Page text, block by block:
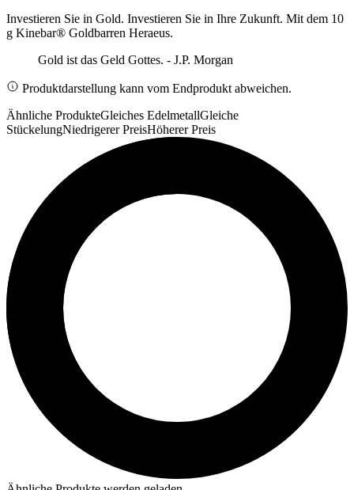
Investieren Sie in Gold. Investieren Sie in Ihre Zukunft. Mit dem 10
g Kinebar® Goldbarren Heraeus.
Gold ist das Geld Gottes. - J.P. Morgan
Produktdarstellung kann vom Endprodukt abweichen.
Ähnliche ProdukteGleiches EdelmetallGleiche
StückelungNiedrigerer PreisHöherer Preis